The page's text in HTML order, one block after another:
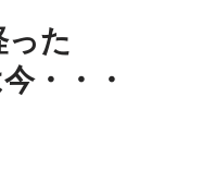
った
・・・